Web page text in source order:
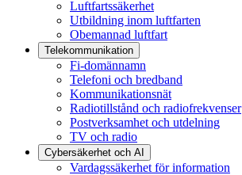
Luftfartssäkerhet
Utbildning inom luftfarten
Obemannad luftfart
Telekommunikation
Fi-domännamn
Telefoni och bredband
Kommunikationsnät
Radiotillstånd och radiofrekvenser
Postverksamhet och utdelning
TV och radio
Cybersäkerhet och AI
Vardagssäkerhet för information